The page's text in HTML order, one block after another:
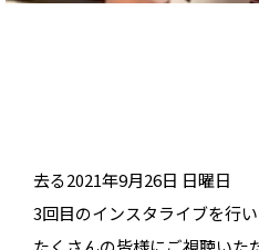
去る2021年9月26日 日曜日
3回目のインスタライブを行い